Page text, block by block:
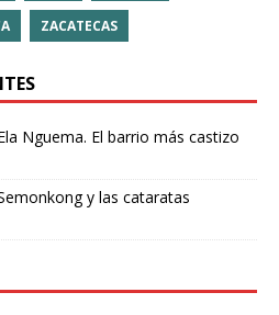
ZACATECAS
Nguema. El barrio más castizo
y las cataratas